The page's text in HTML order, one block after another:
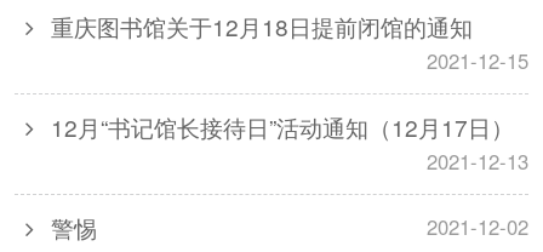
重庆图书馆关于12月18日提前闭馆的通知
2021-12-15
12月“书记馆长接待日”活动通知（12月17日）
2021-12-13
警惕 2021-12-02